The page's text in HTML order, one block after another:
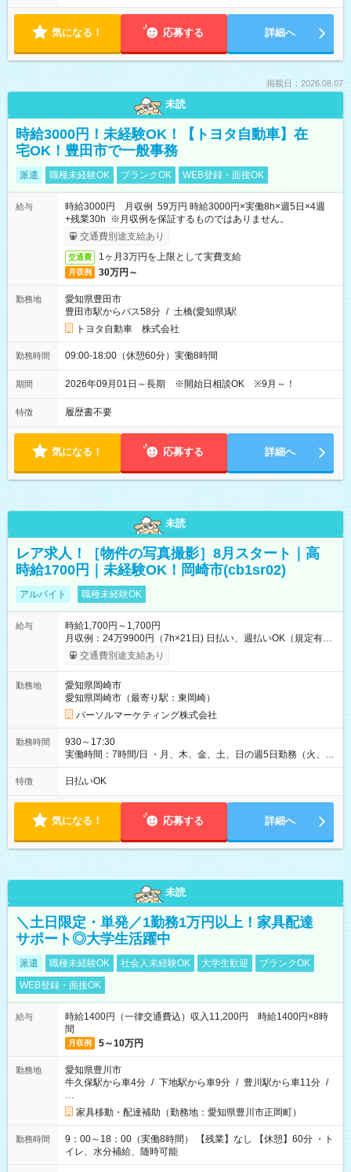
気になる！ 応募する 詳細へ
掲載日：2026.08.07
未読
時給3000円！未経験OK！【トヨタ自動車】在
宅OK！豊田市で一般事務
派遣 職種未経験OK ブランクOK WEB登録・面接OK
給与
時給3000円 月収例 59万円 時給3000円×実働8h×週5日×4週
+残業30h ※月収例を保証するものではありません。
交通費別途支給あり
交通費 1ヶ月3万円を上限として実費支給
月収例 30万円～
勤務地
愛知県豊田市
豊田市駅からバス58分 / 土橋(愛知県)駅
トヨタ自動車 株式会社
勤務時間 09:00-18:00（休憩60分）実働8時間
期間 2026年09月01日～長期 ※開始日相談OK ※9月～！
特徴 履歴書不要
気になる！ 応募する 詳細へ
未読
レア求人！［物件の写真撮影］8月スタート｜高
時給1700円｜未経験OK！岡崎市(cb1sr02)
アルバイト 職種未経験OK
給与
時給1,700円～1,700円
月収例：24万9900円（7h×21日) 日払い、週払いOK（規定有
り） 【試用期間】試用期間なし
交通費別途支給あり
勤務地
愛知県岡崎市
愛知県岡崎市（最寄り駅：東岡崎）
パーソルマーケティング株式会社
勤務時間
930～17:30
実働時間：7時間/日 ・月、木、金、土、日の週5日勤務（火、水
は固定休です／夏季、年末年始等、長期休暇有り！） ・ワンシ
フト！ 残業ほぼナシ（0～5h/月）
特徴 日払いOK
気になる！ 応募する 詳細へ
未読
＼土日限定・単発／1勤務1万円以上！家具配達
サポート◎大学生活躍中
派遣 職種未経験OK 社会人未経験OK 大学生歓迎
ブランクOK
WEB登録・面接OK
給与
時給1400円（一律交通費込）収入11,200円 時給1400円×8時
間
月収例 5～10万円
勤務地
愛知県豊川市
牛久保駅から車4分 / 下地駅から車9分 / 豊川駅から車11分 /
…
家具移動・配達補助（勤務地：愛知県豊川市正岡町）
勤務時間
9：00～18：00（実働8時間） 【残業】なし 【休憩】60分 ・ト
イレ、水分補給、随時可能